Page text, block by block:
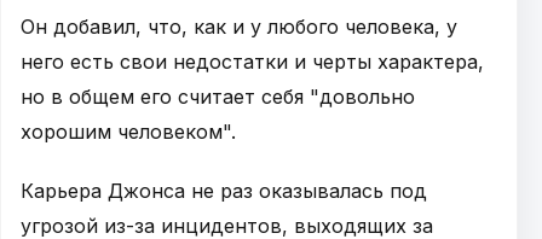
Он добавил, что, как и у любого человека, у
него есть свои недостатки и черты характера,
но в общем его считает себя "довольно
хорошим человеком".
Карьера Джонса не раз оказывалась под
угрозой из-за инцидентов, выходящих за